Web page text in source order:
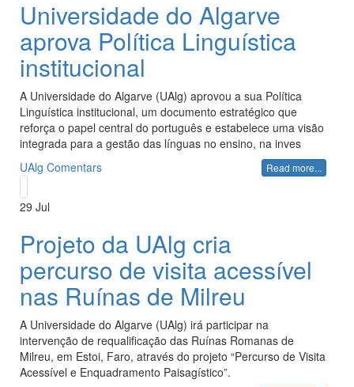
Universidade do Algarve
aprova Política Linguística
institucional
A Universidade do Algarve (UAlg) aprovou a sua Política
Linguística institucional, um documento estratégico que
reforça o papel central do português e estabelece uma visão
integrada para a gestão das línguas no ensino, na inves
UAlg Comentars Read more...
29 Jul
Projeto da UAlg cria
percurso de visita acessível
nas Ruínas de Milreu
A Universidade do Algarve (UAlg) irá participar na
intervenção de requalificação das Ruínas Romanas de
Milreu, em Estoi, Faro, através do projeto “Percurso de Visita
Acessível e Enquadramento Paisagístico”.